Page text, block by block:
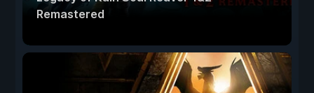
Remastered